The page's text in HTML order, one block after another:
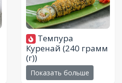
Темпура
Куренай (240 грамм
(г))
Показать больше